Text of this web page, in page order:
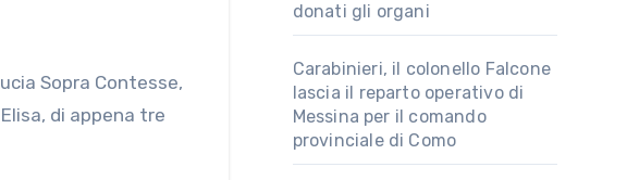
di appena tre
donati gli organi
Carabinieri, il colonello Falcone
lascia il reparto operativo di
Messina per il comando
provinciale di Como